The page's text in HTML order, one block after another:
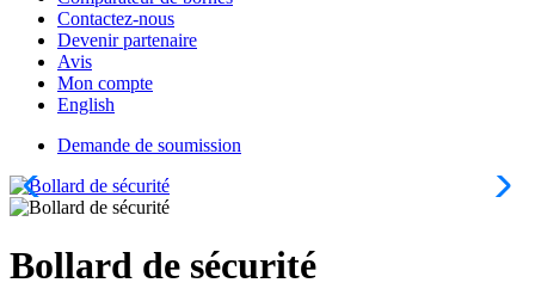
Contactez-nous
Devenir partenaire
Avis
Mon compte
English
Demande de soumission
Bollard de sécurité